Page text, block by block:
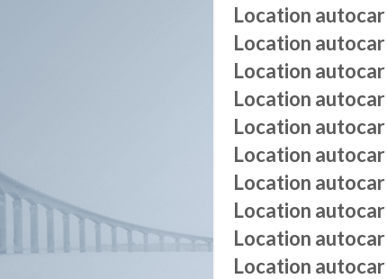
Location autocar
Location autocar
Location autocar
Location autocar
Location autocar
Location autocar
Location autocar
Location autocar
Location autocar
Location autocar